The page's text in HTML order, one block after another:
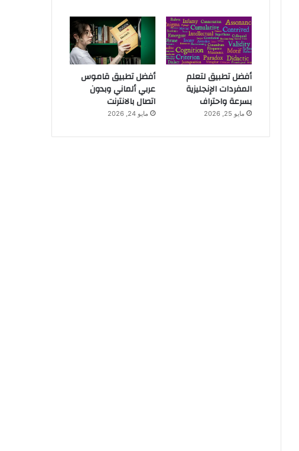
أفضل تطبيق لتعلم
المفردات الإنجليزية
بسرعة واحتراف
مايو 25, 2026
أفضل تطبيق قاموس
عربي ألماني وبدون
اتصال بالانترنت
مايو 24, 2026